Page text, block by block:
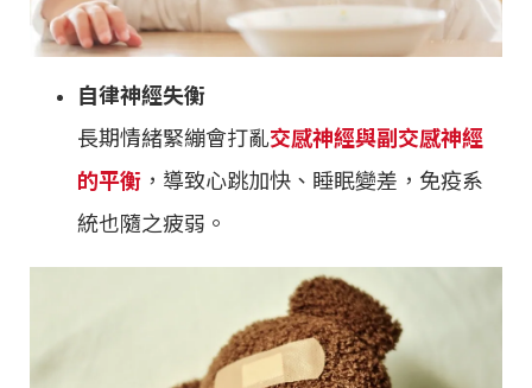
自律神經失衡
長期情緒緊繃會打亂交感神經與副交感神經
的平衡 ，導致心跳加快、睡眠變差，免疫系
統也隨之疲弱。